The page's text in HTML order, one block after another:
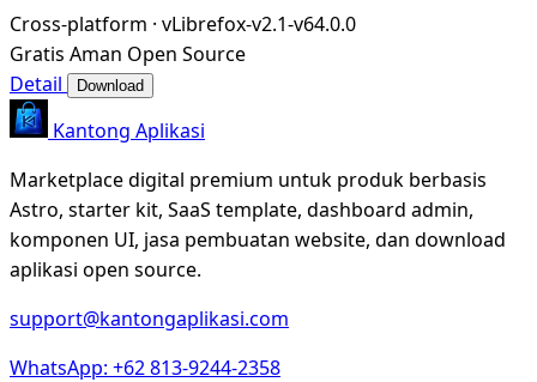
Cross-platform · vLibrefox-v2.1-v64.0.0
Gratis Aman Open Source
Detail
Download
Kantong Aplikasi
Marketplace digital premium untuk produk berbasis
Astro, starter kit, SaaS template, dashboard admin,
komponen UI, jasa pembuatan website, dan download
aplikasi open source.
support@kantongaplikasi.com
WhatsApp: +62 813-9244-2358